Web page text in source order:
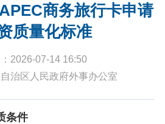
商务旅行卡申请
质量化标准
2026-07-14 16:50
治区人民政府外事办公室
条件